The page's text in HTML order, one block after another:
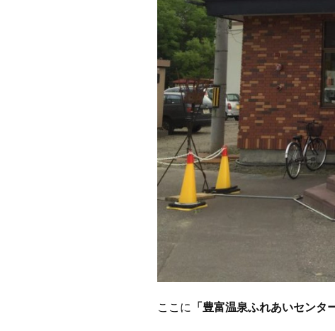
ここに 「豊富温泉ふれあいセンタ